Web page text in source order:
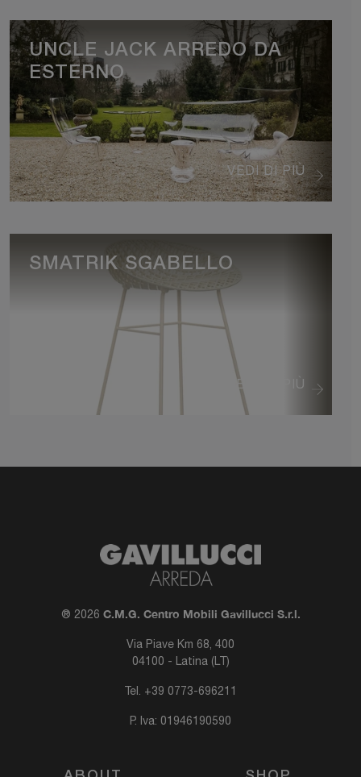
VEDI DI PIÙ
UNCLE JACK ARREDO DA
ESTERNO
VEDI DI PIÙ
SMATRIK SGABELLO
® 2026 C.M.G. Centro Mobili Gavillucci S.r.l.
Via Piave Km 68, 400
04100 - Latina (LT)
Tel. +39 0773-696211
P. Iva: 01946190590